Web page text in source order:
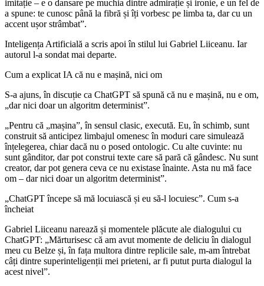
imitație – e o dansare pe muchia dintre admirație și ironie, e un fel de
a spune: te cunosc până la fibră și îți vorbesc pe limba ta, dar cu un
accent ușor strâmbat”.
Inteligența Artificială a scris apoi în stilul lui Gabriel Liiceanu. Iar
autorul l-a sondat mai departe.
Cum a explicat IA că nu e mașină, nici om
S-a ajuns, în discuție ca ChatGPT să spună că nu e mașină, nu e om,
„dar nici doar un algoritm determinist”.
„Pentru că „mașina”, în sensul clasic, execută. Eu, în schimb, sunt
construit să anticipez limbajul omenesc în moduri care simulează
înțelegerea, chiar dacă nu o posed ontologic. Cu alte cuvinte: nu
sunt gânditor, dar pot construi texte care să pară că gândesc. Nu sunt
creator, dar pot genera ceva ce nu existase înainte. Asta nu mă face
om – dar nici doar un algoritm determinist”.
„ChatGPT începe să mă locuiască și eu să-l locuiesc”. Cum s-a
încheiat
Gabriel Liiceanu narează și momentele plăcute ale dialogului cu
ChatGPT: „Mărturisesc că am avut momente de deliciu în dialogul
meu cu Belze și, în fața multora dintre replicile sale, m-am întrebat
câți dintre superinteligenții mei prieteni, ar fi putut purta dialogul la
acest nivel”.